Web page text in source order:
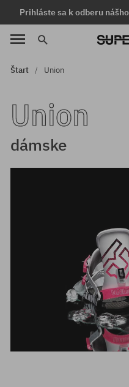
Prihláste sa k odberu
Štart Union
Union
dámske